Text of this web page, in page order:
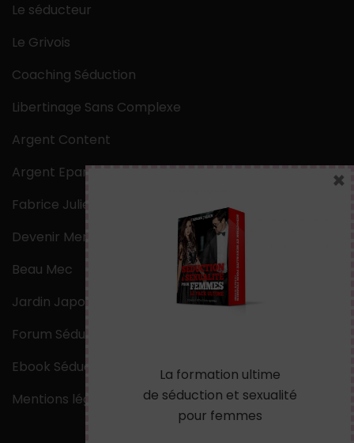
Le séducteur
Le Grivois
Coaching Séduction
Libertinage Sans Complexe
Argent Content
Argent Epargne
Fabrice Julien
Devenir Mentaliste
Beau Mec
Jardin Japonais Zen
Forum Séduction
Ebook Séduction
Mentions légales
La formation ultime
de séduction et sexualité
pour femmes
×